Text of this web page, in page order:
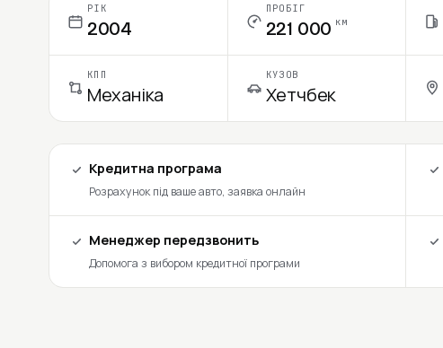
РІК
2004
ПРОБІГ
221 000 км
КПП
Механіка
КУЗОВ
Хетчбек
Кредитна програма
Розрахунок під ваше авто, заявка онлайн
Менеджер передзвонить
Допомога з вибором кредитної програми